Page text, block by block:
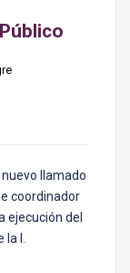
llamado
coordinador
ejecución del
I.